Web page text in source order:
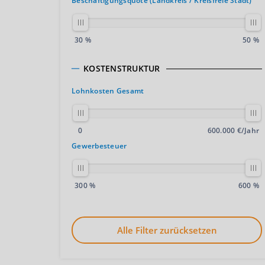
30 % 50 %
KOSTENSTRUKTUR
Lohnkosten Gesamt
0
600.000 €/Jahr
Gewerbesteuer
300 % 600 %
Alle Filter zurücksetzen